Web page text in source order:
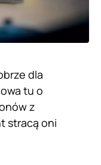
dla
tu o
z
stracą oni